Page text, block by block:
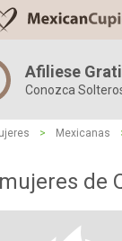
Afiliese
Conozca
> Mexicanas
de